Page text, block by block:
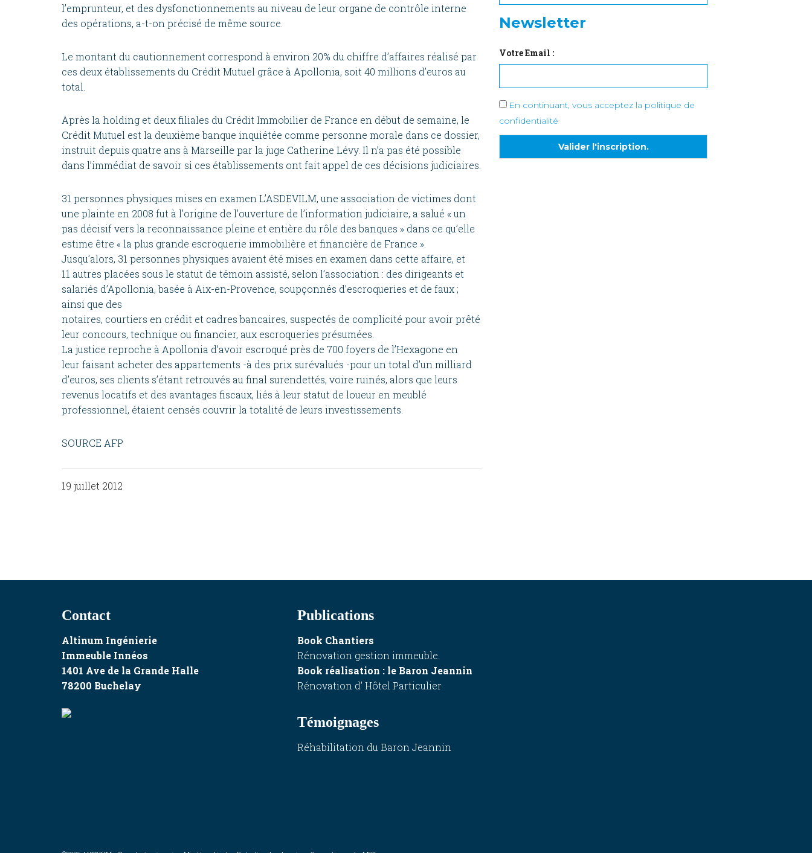
l’emprunteur, et des dysfonctionnements au niveau de leur organe de contrôle interne
des opérations, a-t-on précisé de même source.
Le montant du cautionnement correspond à environ 20% du chiffre d’affaires réalisé par
ces deux établissements du Crédit Mutuel grâce à Apollonia, soit 40 millions d’euros au
total.
Après la holding et deux filiales du Crédit Immobilier de France en début de semaine, le
Crédit Mutuel est la deuxième banque inquiétée comme personne morale dans ce dossier,
instruit depuis quatre ans à Marseille par la juge Catherine Lévy. Il n’a pas été possible
dans l’immédiat de savoir si ces établissements ont fait appel de ces décisions judiciaires.
31 personnes physiques mises en examen L’ASDEVILM, une association de victimes dont
une plainte en 2008 fut à l’origine de l’ouverture de l’information judiciaire, a salué « un
pas décisif vers la reconnaissance pleine et entière du rôle des banques » dans ce qu’elle
estime être « la plus grande escroquerie immobilière et financière de France ».
Jusqu’alors, 31 personnes physiques avaient été mises en examen dans cette affaire, et
11 autres placées sous le statut de témoin assisté, selon l’association : des dirigeants et
salariés d’Apollonia, basée à Aix-en-Provence, soupçonnés d’escroqueries et de faux ;
ainsi que des
notaires, courtiers en crédit et cadres bancaires, suspectés de complicité pour avoir prêté
leur concours, technique ou financier, aux escroqueries présumées.
La justice reproche à Apollonia d’avoir escroqué près de 700 foyers de l’Hexagone en
leur faisant acheter des appartements -à des prix surévalués -pour un total d’un milliard
d’euros, ses clients s’étant retrouvés au final surendettés, voire ruinés, alors que leurs
revenus locatifs et des avantages fiscaux, liés à leur statut de loueur en meublé
professionnel, étaient censés couvrir la totalité de leurs investissements.
SOURCE AFP
19 juillet 2012
Newsletter
Votre Email :
En continuant, vous acceptez la politique de
confidentialité
Contact
Altinum Ingénierie
Immeuble Innéos
1401 Ave de la Grande Halle
78200 Buchelay
Publications
Book Chantiers
Rénovation gestion immeuble.
Book réalisation : le Baron Jeannin
Rénovation d’ Hôtel Particulier
Témoignages
Réhabilitation du Baron Jeannin